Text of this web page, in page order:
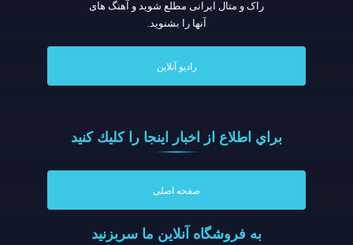
راک و متال ایرانی مطلع شوید و آهنگ های
آنها را بشنوید.
رادیو آنلاین
براي اطلاع از اخبار اينجا را كليك كنيد
صفحه اصلی
به فروشگاه آنلاين ما سربزنيد